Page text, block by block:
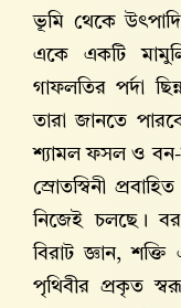
ভূমি থেকে
একে একটি
গাফলতির পর্দা
তারা জানতে
শ্যামল ফসল ও বন-
স্রোতস্বিনী
নিজেই চলছে।
বিরাট জ্ঞান,
পৃথিবীর প্রকৃত